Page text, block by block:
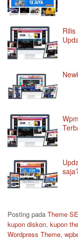
Posting pada Theme
kupon diskon, kupon
Wordpress Theme,